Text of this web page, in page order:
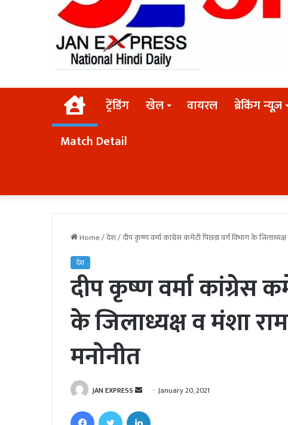
Homeट्रेंडिंग खेल वायरल ब्रेकिंग न्यूज़
Match Detail
Home/देश/दीप कृष्ण वर्मा कांग्रेस कमेटी पिछड़ा वर्ग विभाग के
देश
दीप कृष्ण वर्मा कांग्रेस
के जिलाध्यक्ष व मंशा
मनोनीत
JAN EXPRESS January 20, 2021